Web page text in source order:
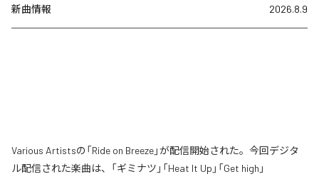
新曲情報 2026.8.9
Various Artistsの「Ride on Breeze」が配信開始された。今回デジタ
ル配信された楽曲は、「ギミナツ」「Heat It Up」「Get high」